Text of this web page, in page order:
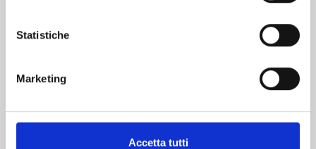
Statistiche
Marketing
Accetta tutti
€ 6,90